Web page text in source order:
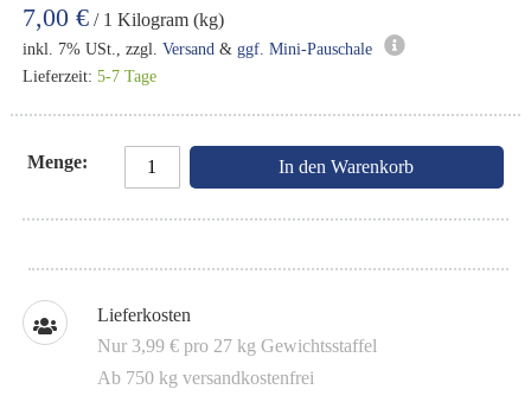
7,00 € / 1 Kilogram (kg)
inkl. 7% USt., zzgl.Versand &ggf. Mini-Pauschale
Lieferzeit:5-7 Tage
Menge In den Warenkorb
Lieferkosten
Nur 3,99 € pro 27 kg Gewichtsstaffel
Ab 750 kg versandkostenfrei